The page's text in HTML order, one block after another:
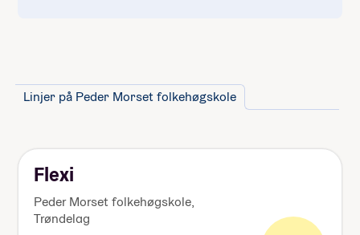
Linjer på Peder Morset folkehøgskole
Flexi
Peder Morset folkehøgskole,
Trøndelag